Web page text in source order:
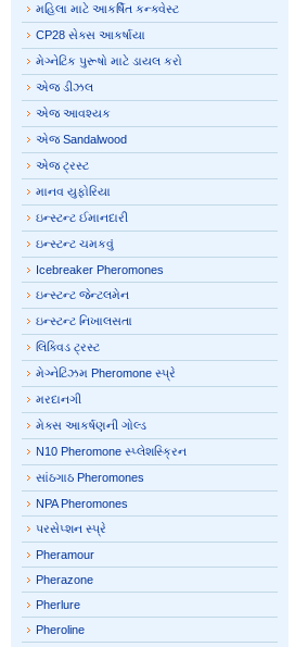
મહિલા માટે આકર્ષિત કન્ક્વેસ્ટ
CP28 સેક્સ આકર્ષાયા
મેગ્નેટિક પુરૂષો માટે ડાયલ કરો
એજ ડીઝલ
એજ આવશ્યક
એજ Sandalwood
એજ ટ્રસ્ટ
માનવ યુફોરિયા
ઇન્સ્ટન્ટ ઈમાનદારી
ઇન્સ્ટન્ટ ચમકવું
Icebreaker Pheromones
ઇન્સ્ટન્ટ જેન્ટલમેન
ઇન્સ્ટન્ટ નિખાલસતા
લિક્વિડ ટ્રસ્ટ
મેગ્નેટિઝમ Pheromone સ્પ્રે
મરદાનગી
મેક્સ આકર્ષણની ગોલ્ડ
N10 Pheromone સ્પ્લેશસ્ક્રિન
સાંઠગાઠ Pheromones
NPA Pheromones
પરસેપ્શન સ્પ્રે
Pheramour
Pherazone
Pherlure
Pheroline